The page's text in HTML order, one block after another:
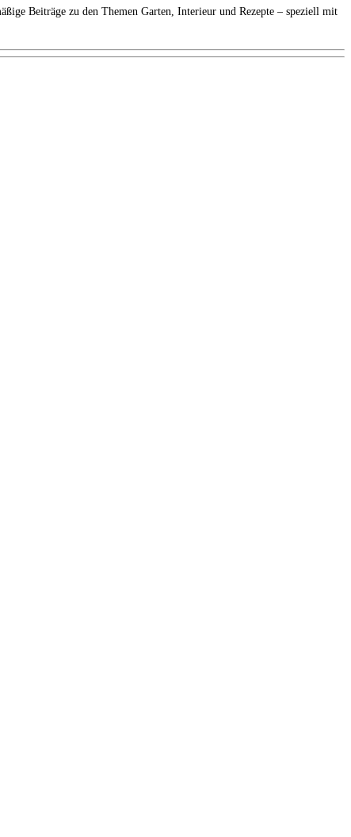
Beiträge zu den Themen Garten, Interieur und Rezepte – speziell mit